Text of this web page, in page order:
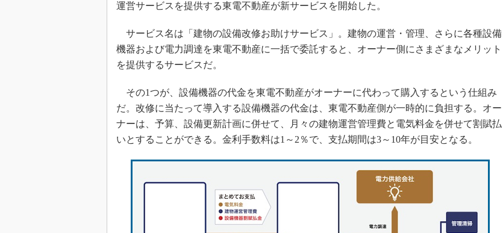
運営サービスを提供する東電不動産が新サービスを開始した。
サービス名は「建物の設備改修お助けサービス」。建物の運営・管理、さらに各種設備
機器および電力調達を東電不動産に一括で委託すると、オーナー側にさまざまなメリット
を提供するサービスだ。
その1つが、設備機器の代金を東電不動産がオーナーに代わって購入するという仕組み
だ。改修に当たって導入する設備機器の代金は、東電不動産側が一時的に負担する。オー
ナーは、予算、設備更新計画に併せて、月々の建物運営管理費と電気料金を併せて割賦払
いとすることができる。金利手数料は1～2％で、支払期間は3～10年が目安となる。